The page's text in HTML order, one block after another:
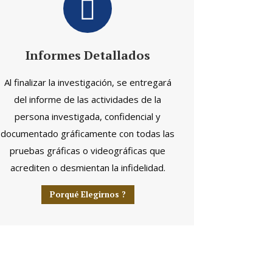
Informes Detallados
Al finalizar la investigación, se entregará
del informe de las actividades de la
persona investigada, confidencial y
documentado gráficamente con todas las
pruebas gráficas o videográficas que
acrediten o desmientan la infidelidad.
Porqué Elegirnos ?